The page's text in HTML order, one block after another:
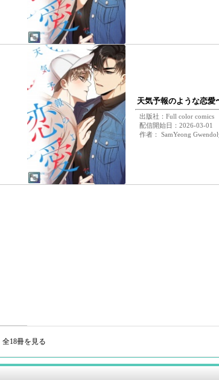
天気予報のような恋愛
出版社：Full color comics
配信開始日：2026-03-01
作者： SamYeong
全18冊を見る